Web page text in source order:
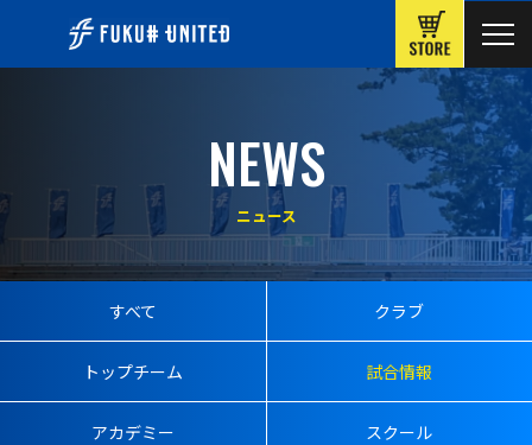
NEWS
ニュース
すべて クラブ
トップチーム 試合情報
アカデミー スクール